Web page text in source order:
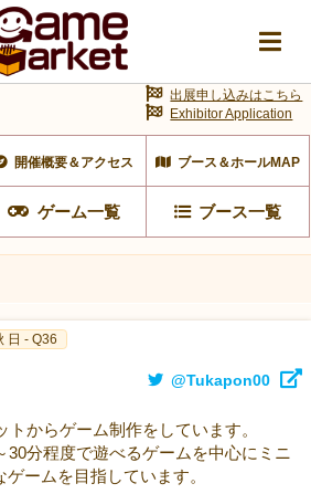
開催概要＆アクセス ブース＆ホールMAP
ゲーム一覧 ブース一覧
出展申し込みはこちら
Exhibitor Application
日 - Q36
@Tukapon00
トからゲーム制作をしています。
30分程度で遊べるゲームを中心にミニ
ームを目指しています。